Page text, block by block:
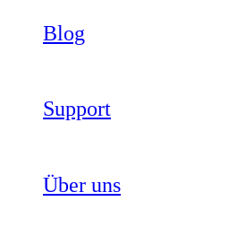
Blog
Support
Über uns